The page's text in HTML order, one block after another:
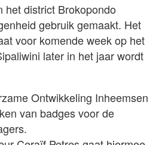
het district Brokopondo
gebruik gemaakt. Het
voor komende week op het
later in het jaar wordt
Ontwikkeling Inheemsen
van badges voor de